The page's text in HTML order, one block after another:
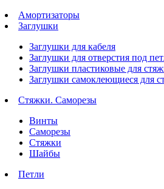
Амортизаторы
Заглушки
Заглушки для кабеля
Заглушки для отверстия под
Заглушки пластиковые для
Заглушки самоклеющиеся для
Стяжки. Саморезы
Винты
Саморезы
Стяжки
Шайбы
Петли